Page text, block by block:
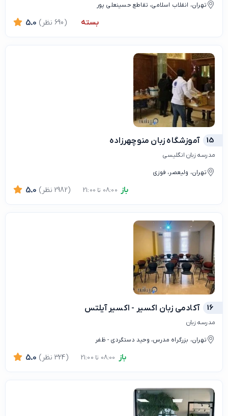
تهران، انقلاب اسلامی، تقاطع حسینعلی پور
بسته 5.0 (690 نظر)
15 آموزشگاه زبان منوچهرزاده
مدرسه زبان انگلیسی
تهران، ولیعصر، فوزی
باز 5.0 (2982 نظر)
16 آکادمی زبان اکسیر - اکسیر آیلتس
مدرسه زبان
تهران، بزرگراه مدرس، وحید دستگردی - ظفر
باز 5.0 (324 نظر)